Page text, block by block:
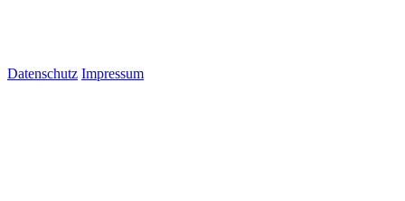
Datenschutz Impressum